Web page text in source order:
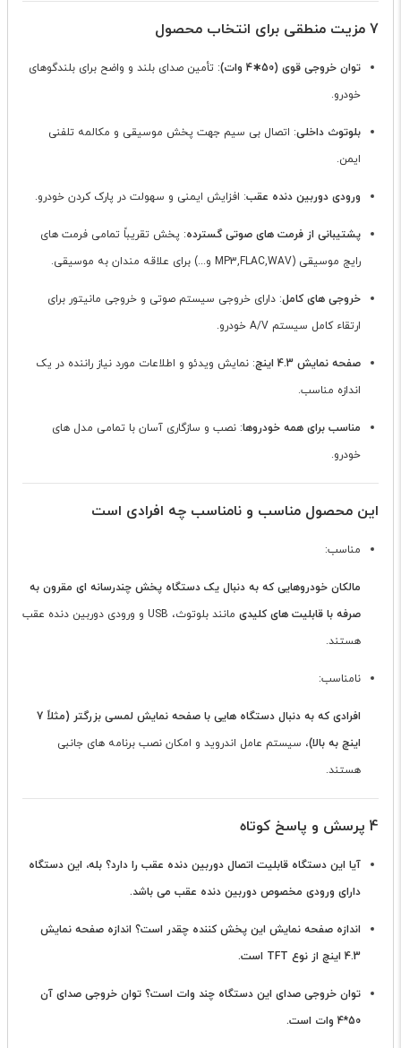
7 مزیت منطقی برای انتخاب محصول
توان خروجی قوی (50∗4 وات)
: تأمین صدای بلند و واضح برای بلندگوهای
خودرو.
بلوتوث داخلی: اتصال بی سیم جهت پخش موسیقی و مکالمه تلفنی
ایمن.
ورودی دوربین دنده عقب: افزایش ایمنی و سهولت در پارک کردن خودرو.
پشتیبانی از فرمت های صوتی گسترده: پخش تقریباً تمامی فرمت های
رایج موسیقی (MP3,FLAC,WAV و...) برای علاقه مندان به موسیقی.
خروجی های کامل: دارای خروجی سیستم صوتی و خروجی مانیتور برای
ارتقاء کامل سیستم A/V خودرو.
صفحه نمایش 4.3 اینچ
: نمایش ویدئو و اطلاعات مورد نیاز راننده در یک
اندازه مناسب.
مناسب برای همه خودروها: نصب و سازگاری آسان با تمامی مدل های
خودرو.
این محصول مناسب و نامناسب چه افرادی است
مناسب:
مالکان خودروهایی که به دنبال یک دستگاه پخش چندرسانه ای مقرون به
صرفه با قابلیت های کلیدی
مانند بلوتوث، USB و ورودی دوربین دنده عقب
هستند.
نامناسب:
افرادی که به دنبال دستگاه هایی با صفحه نمایش لمسی بزرگتر (مثلاً 7
اینچ به بالا)، سیستم عامل اندروید و امکان نصب برنامه های جانبی
هستند.
4 پرسش و پاسخ کوتاه
آیا این دستگاه قابلیت اتصال دوربین دنده عقب را دارد؟ بله، این دستگاه
دارای ورودی مخصوص دوربین دنده عقب می باشد.
اندازه صفحه نمایش این پخش کننده چقدر است؟ اندازه صفحه نمایش
4.3 اینچ از نوع TFT است.
توان خروجی صدای این دستگاه چند وات است؟ توان خروجی صدای آن
50*4 وات است.